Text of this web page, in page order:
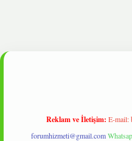
Reklam ve İletişim: E-mail:
forumhizmeti@gmail.com